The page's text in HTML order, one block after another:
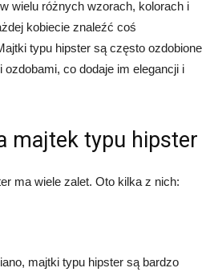
wielu różnych wzorach, kolorach i
kobiecie znaleźć coś
typu hipster są często ozdobione
co dodaje im elegancji i
majtek typu hipster
ma wiele zalet. Oto kilka z nich:
majtki typu hipster są bardzo